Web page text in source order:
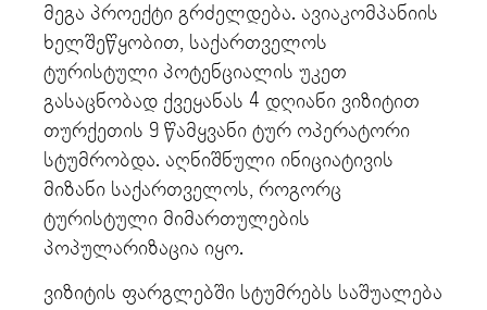
მეგა პროექტი გრძელდება. ავიაკომპანიის
ხელშეწყობით, საქართველოს
ტურისტული პოტენციალის უკეთ
გასაცნობად ქვეყანას 4 დღიანი ვიზიტით
თურქეთის 9 წამყვანი ტურ ოპერატორი
სტუმრობდა. აღნიშნული ინიციატივის
მიზანი საქართველოს, როგორც
ტურისტული მიმართულების
პოპულარიზაცია იყო.
ვიზიტის ფარგლებში სტუმრებს საშუალება